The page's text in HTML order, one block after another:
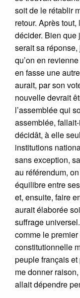
soit de le rétablir
retour. Après
décider. Bien que
serait sa
qu’on en
en fasse une
aurait, par son
nouvelle devrait
l’assemblée qui
assemblée,
décidât, à elle
institutions
sans exception,
au référendum,
équilibre entre
et, ensuite, faire
aurait élaborée
suffrage
comme le
constitutionnelle
peuple français
me donner
allait dépendre